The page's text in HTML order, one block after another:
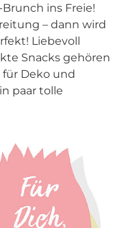
ins Freie!
– dann wird
Liebevoll
Snacks gehören
für Deko und
paar tolle